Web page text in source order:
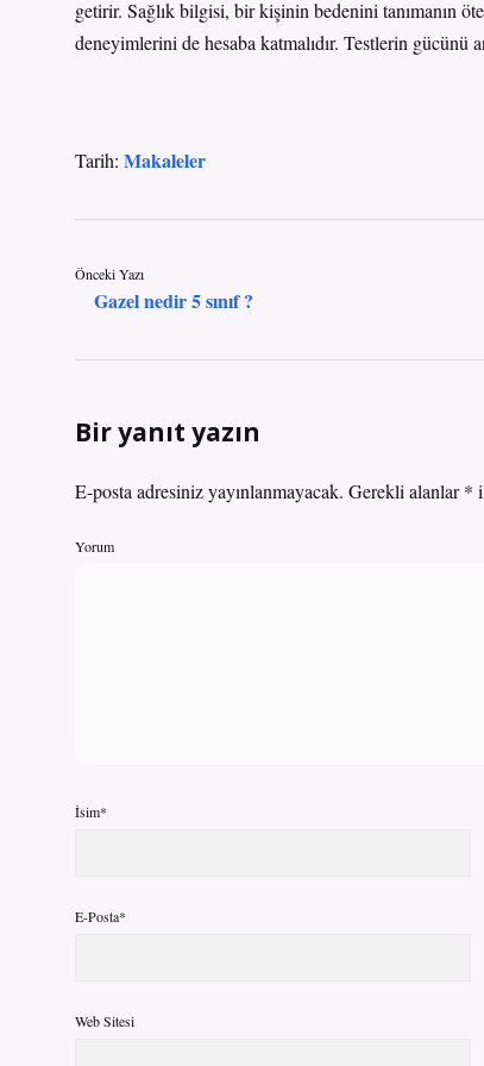
getirir. Sağlık bilgisi, bir kişinin bedenini tanımanın
deneyimlerini de hesaba katmalıdır. Testlerin gücünü
Tarih: Makaleler
Önceki Yazı
Gazel nedir 5 sınıf ?
Bir yanıt yazın
E-posta adresiniz yayınlanmayacak. Gerekli alanlar*
Yorum
İsim*
E-Posta*
Web Sitesi